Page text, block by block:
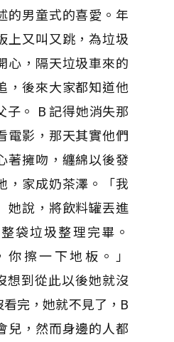
的男童式的喜愛。年
上又叫又跳，為垃圾
心，隔天垃圾車來的
，後來大家都知道他
子。 B 記得她消失那
電影，那天其實他們
著擁吻，纏綿以後發
，家成奶茶澤。「我
她說，將飲料罐丟進
袋垃圾整理完畢。
你擦一下地板。」
想到從此以後她就沒
完，她就不見了，B
兒，然而身邊的人都